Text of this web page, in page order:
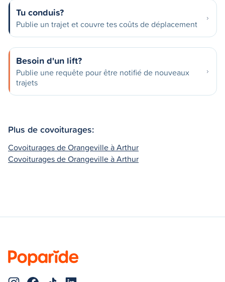
Tu conduis?
Publie un trajet et couvre tes coûts de déplacement
Besoin d'un lift?
Publie une requête pour être notifié de nouveaux
trajets
Plus de covoiturages:
Covoiturages de Orangeville à Arthur
Covoiturages de Orangeville à Arthur